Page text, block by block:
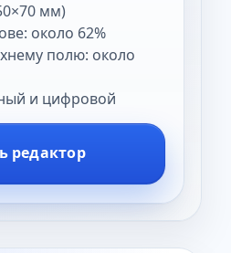
мм)
около 62%
полю: около
и цифровой
редактор